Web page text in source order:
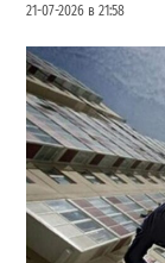
21-07-2026 в 21:58